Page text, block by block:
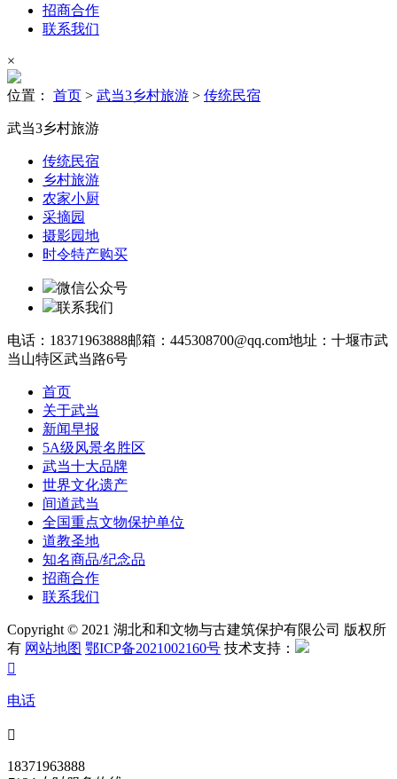
招商合作
联系我们
×
位置： 首页 > 武当3乡村旅游 > 传统民宿
武当3乡村旅游
传统民宿
乡村旅游
农家小厨
采摘园
摄影园地
时令特产购买
微信公众号
联系我们
电话：18371963888邮箱：445308700@qq.com地址：十堰市武
当山特区武当路6号
首页
关于武当
新闻早报
5A级风景名胜区
武当十大品牌
世界文化遗产
间道武当
全国重点文物保护单位
道教圣地
知名商品/纪念品
招商合作
联系我们
Copyright © 2021 湖北和和文物与古建筑保护有限公司 版权所
有 网站地图 鄂ICP备2021002160号 技术支持：

电话

18371963888